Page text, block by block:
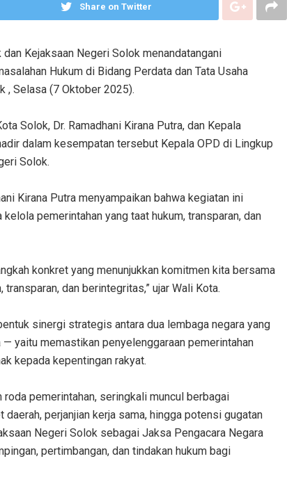
Share on Twitter
Kejaksaan Negeri Solok menandatangani
Hukum di Bidang Perdata dan Tata Usaha
, Selasa (7 Oktober 2025).
Solok, Dr. Ramadhani Kirana Putra, dan Kepala
dalam kesempatan tersebut Kepala OPD di Lingkup
Solok.
Kirana Putra menyampaikan bahwa kegiatan ini
pemerintahan yang taat hukum, transparan, dan
konkret yang menunjukkan komitmen kita bersama
dan berintegritas,” ujar Wali Kota.
sinergi strategis antara dua lembaga negara yang
yaitu memastikan penyelenggaraan pemerintahan
kepada kepentingan rakyat.
pemerintahan, seringkali muncul berbagai
perjanjian kerja sama, hingga potensi gugatan
Negeri Solok sebagai Jaksa Pengacara Negara
pertimbangan, dan tindakan hukum bagi